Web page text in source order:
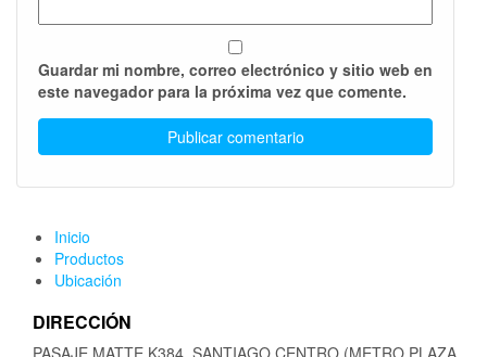
Guardar mi nombre, correo electrónico y sitio web en
este navegador para la próxima vez que comente.
Inicio
Productos
Ubicación
DIRECCIÓN
PASAJE MATTE K384, SANTIAGO CENTRO (METRO PLAZA